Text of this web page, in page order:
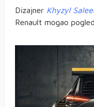
Dizajner Khyzyl
Renault mogao